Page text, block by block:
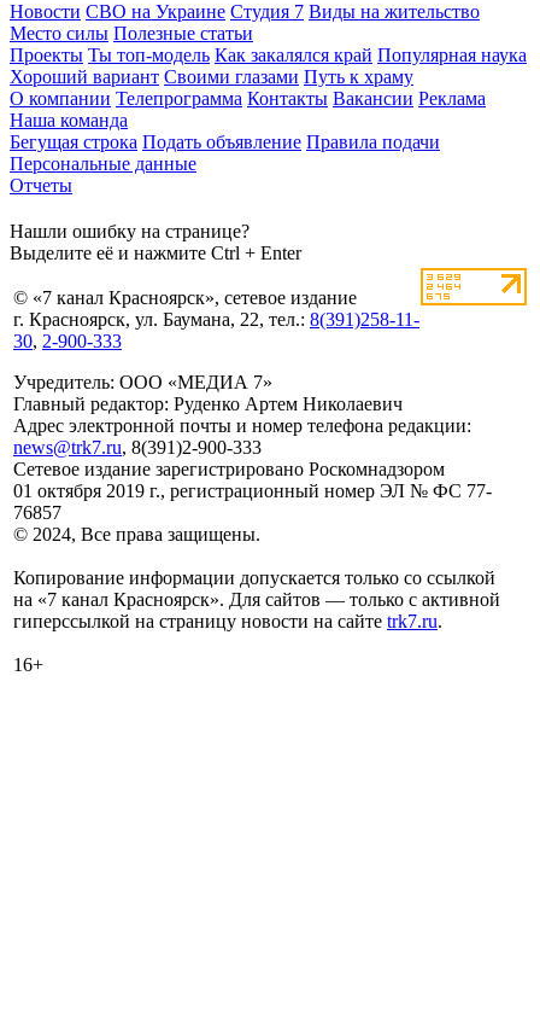
Новости СВО на Украине Студия 7 Виды на жительство
Место силы Полезные статьи
Проекты Ты топ-модель Как закалялся край Популярная наука
Хороший вариант Своими глазами Путь к храму
О компании Телепрограмма Контакты Вакансии Реклама
Наша команда
Бегущая строка Подать объявление Правила подачи
Персональные данные
Отчеты
Нашли ошибку на странице?
Выделите её и нажмите Ctrl + Enter
© «7 канал Красноярск», сетевое издание
г. Красноярск, ул. Баумана, 22, тел.: 8(391)258-11-
30, 2-900-333
Учредитель: ООО «МЕДИА 7»
Главный редактор: Руденко Артем Николаевич
Адрес электронной почты и номер телефона редакции:
news@trk7.ru, 8(391)2-900-333
Сетевое издание зарегистрировано Роскомнадзором
01 октября 2019 г., регистрационный номер ЭЛ № ФС 77-
76857
© 2024, Все права защищены.
Копирование информации допускается только со ссылкой
на «7 канал Красноярск». Для сайтов — только с активной
гиперссылкой на страницу новости на сайте trk7.ru.
16+